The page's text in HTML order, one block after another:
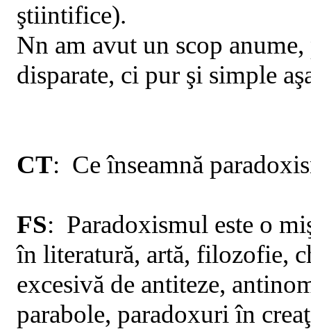
ştiintifice).
Nn am avut un scop
disparate, ci pur şi simple
CT: Ce înseamnă
FS: Paradoxismul este o
în literatură, artă, filozofie,
excesivă de antiteze,
parabole, paradoxuri în